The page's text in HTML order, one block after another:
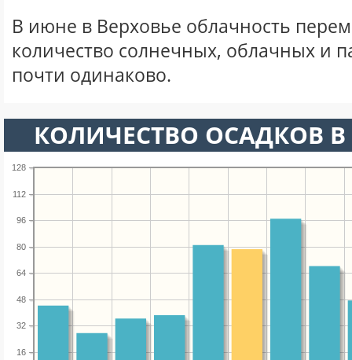
В июне в Верховье облачность
количество солнечных, облачных и
почти одинаково.
КОЛИЧЕСТВО ОСАДКОВ
16
32
48
64
80
96
112
128